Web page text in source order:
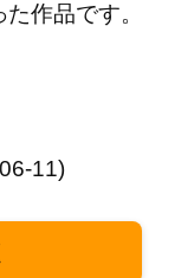
作品です。
11)